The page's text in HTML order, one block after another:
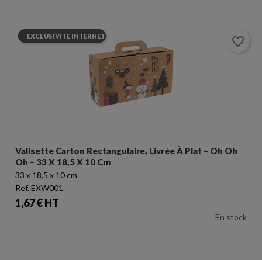
Valisette Carton Rectangulaire, Livrée À Plat – Oh Oh
Oh – 33 X 18,5 X 10 Cm
33 x 18,5 x 10 cm
Ref. EXW001
Prix
1,67 € HT
En stock
EXCLUSIVITÉ INTERNET favorite_border